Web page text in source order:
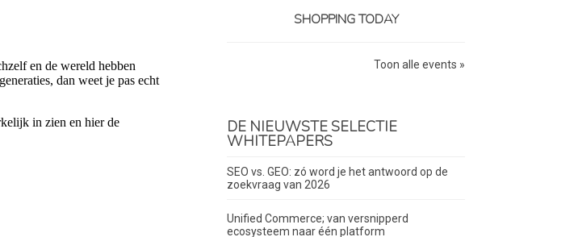
SHOPPING TODAY
Toon alle events »
DE NIEUWSTE SELECTIE
WHITEPAPERS
SEO vs. GEO: zó word je het antwoord op de
zoekvraag van 2026
Unified Commerce; van versnipperd
ecosysteem naar één platform